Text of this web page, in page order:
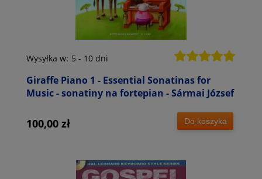
Giraffe Piano 1 - Essential Sonatinas for
Music - sonatiny na fortepian - Sármai József
Wysyłka w: 5 - 10 dni
100,00 zł Do koszyka